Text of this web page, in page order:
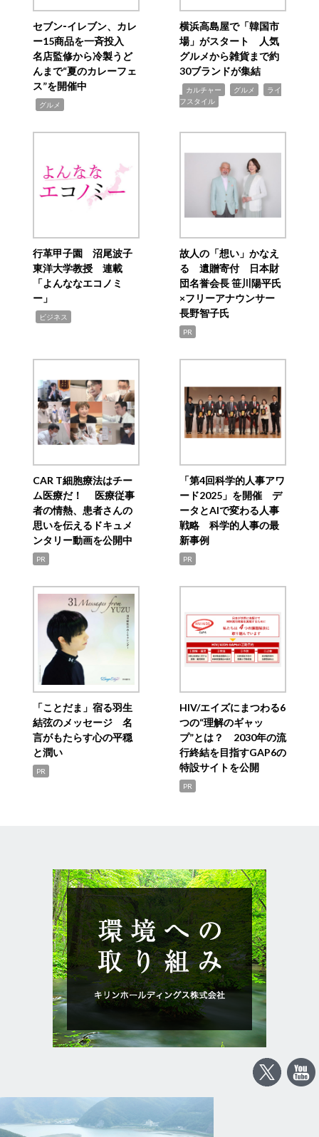
セブン‐イレブン、カレ
ー15商品を一斉投入
名店監修から冷製うど
んまで“夏のカレーフェ
ス”を開催中
グルメ
横浜高島屋で「韓国市
場」がスタート 人気
グルメから雑貨まで約
30ブランドが集結
カルチャー グルメ
ライ
フスタイル
行革甲子園 沼尾波子
東洋大学教授 連載
「よんななエコノミ
ー」
ビジネス
故人の「想い」かなえ
る 遺贈寄付 日本財
団名誉会長 笹川陽平氏
×フリーアナウンサー
長野智子氏
PR
CAR T細胞療法はチー
ム医療だ！ 医療従事
者の情熱、患者さんの
思いを伝えるドキュメ
ンタリー動画を公開中
PR
「第4回科学的人事アワ
ード2025」を開催 デ
ータとAIで変わる人事
戦略 科学的人事の最
新事例
PR
「ことだま」宿る羽生
結弦のメッセージ 名
言がもたらす心の平穏
と潤い
PR
HIV/エイズにまつわる6
つの“理解のギャッ
プ”とは？ 2030年の流
行終結を目指すGAP6の
特設サイトを公開
PR